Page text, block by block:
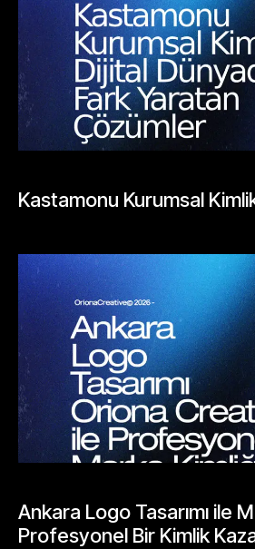
Kastamonu Kurumsal
Ankara Logo Tasarımı ile
Profesyonel Bir Kimlik